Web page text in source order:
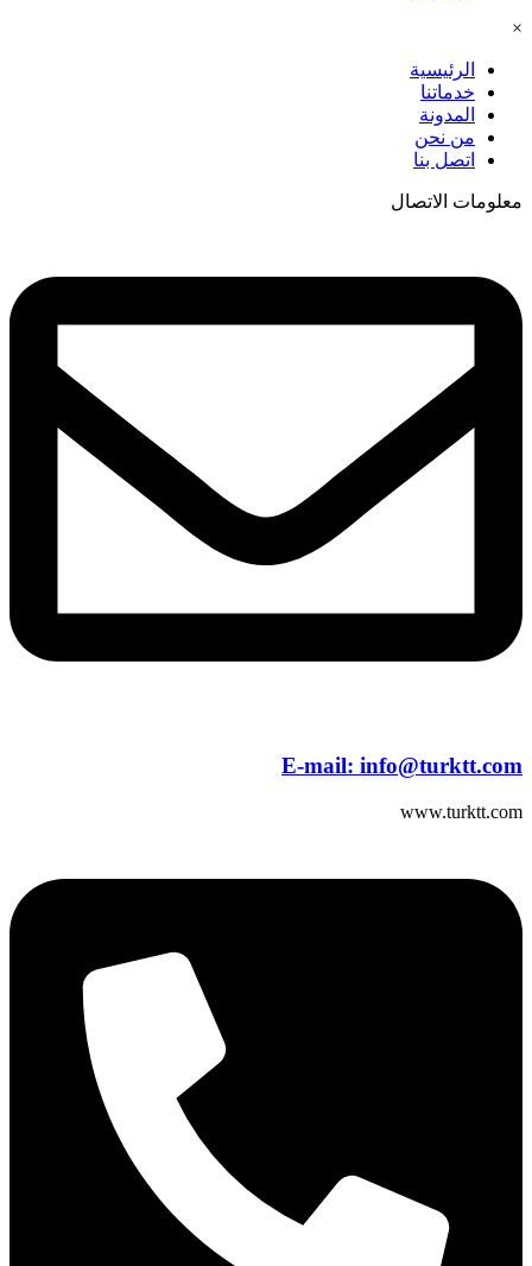
×
الرئيسية
خدماتنا
المدونة
من نحن
اتصل بنا
معلومات الاتصال
E-mail: info@turktt.com
www.turktt.com